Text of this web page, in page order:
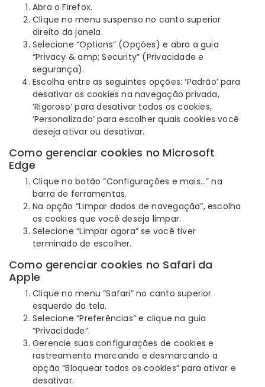
Abra o Firefox.
Clique no menu suspenso no canto superior
direito da janela.
Selecione “Options” (Opções) e abra a guia
“Privacy & amp; Security” (Privacidade e
segurança).
Escolha entre as seguintes opções: ‘Padrão’ para
desativar os cookies na navegação privada,
‘Rigoroso’ para desativar todos os cookies,
‘Personalizado’ para escolher quais cookies você
deseja ativar ou desativar.
Como gerenciar cookies no Microsoft
Edge
Clique no botão “Configurações e mais…” na
barra de ferramentas.
Na opção “Limpar dados de navegação”, escolha
os cookies que você deseja limpar.
Selecione “Limpar agora” se você tiver
terminado de escolher.
Como gerenciar cookies no Safari da
Apple
Clique no menu “Safari” no canto superior
esquerdo da tela.
Selecione “Preferências” e clique na guia
“Privacidade”.
Gerencie suas configurações de cookies e
rastreamento marcando e desmarcando a
opção “Bloquear todos os cookies” para ativar e
desativar.